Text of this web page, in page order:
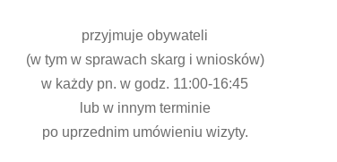
przyjmuje obywateli
(w tym w sprawach skarg i wniosków)
w każdy pn. w godz. 11:00-16:45
lub w innym terminie
po uprzednim umówieniu wizyty.